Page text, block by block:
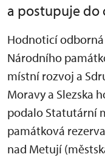
a postupuje do
Hodnoticí
Národního
místní rozvoj a
Moravy a Slezska
podalo Statutární
památková
nad Metují